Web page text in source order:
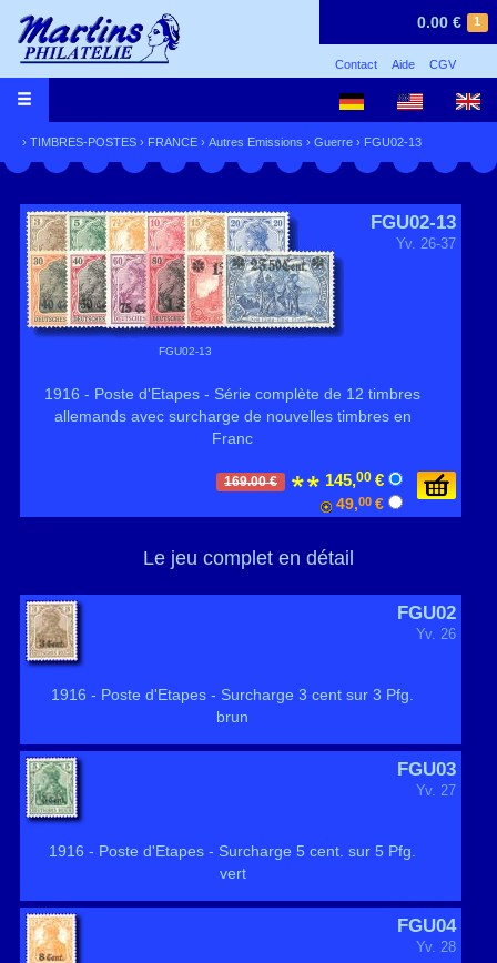
1
0.00 €
Contact Aide CGV
› TIMBRES-POSTES › FRANCE › Autres Emissions › Guerre › FGU02-13
FGU02-13
FGU02-13
Yv. 26-37
1916 - Poste d'Etapes - Série complète de 12 timbres
allemands avec surcharge de nouvelles timbres en
Franc
169.00 € 145,00 €
49,00 €
Le jeu complet en détail
FGU02
Yv. 26
1916 - Poste d'Etapes - Surcharge 3 cent sur 3 Pfg.
brun
FGU03
Yv. 27
1916 - Poste d'Etapes - Surcharge 5 cent. sur 5 Pfg.
vert
FGU04
Yv. 28